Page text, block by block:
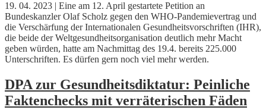
19. 04. 2023 | Eine am 12. April gestartete Petition an
Bundeskanzler Olaf Scholz gegen den WHO-Pandemievertrag und
die Verschärfung der Internationalen Gesundheitsvorschriften (IHR),
die beide der Weltgesundheitsorganisation deutlich mehr Macht
geben würden, hatte am Nachmittag des 19.4. bereits 225.000
Unterschriften. Es dürfen gern noch viel mehr werden.
DPA zur Gesundheitsdiktatur: Peinliche
Faktenchecks mit verräterischen Fäden